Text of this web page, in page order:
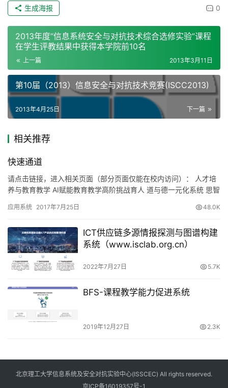
0
生成海报
2013年度“信息系统安全与对抗技术综合选修实验”课程
在学生评教结果中获得本学院前10名
上一篇 2013年3月11日
第10届（2013）信息安全与对抗技术竞赛(ISCC2013)
下一篇
2013年4月25日
相关推荐
快速通道
请点击链接，进入相关页面（部分页面仅能在校内访问）： 人才培
养与教育教学 AI赋能教育教学高阶挑战育人 道与德一元化系统 思智
应用系统 2017年7月25日 48.0K
ICT供应链多源情报探测与图谱构建
系统（www.isclab.org.cn）
2022年7月27日 5.7K
BFS-课程教学能力促进系统
2019年12月27日 2.3K
北京理工大学信息系统及安全对抗实验中心(ISSCEC) All rights reserved.
京ICP备16019357号-1